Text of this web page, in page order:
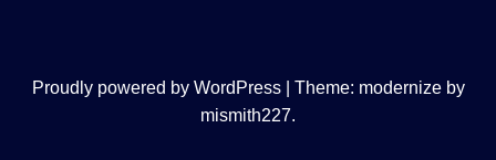
Proudly powered by WordPress
Theme: modernize by
mismith227.